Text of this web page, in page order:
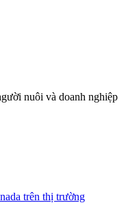
nuôi và doanh nghiệp
trên thị trường